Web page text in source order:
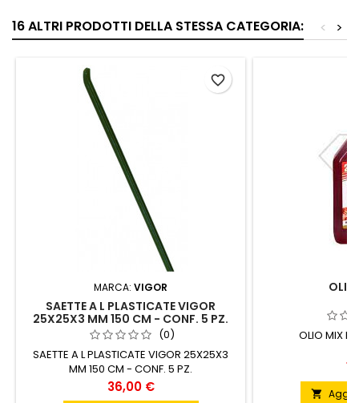
16 ALTRI PRODOTTI DELLA STESSA CATEGORIA: >
<
MARCA: VIGOR
SAETTE A L PLASTICATE VIGOR
25X25X3 MM 150 CM - CONF. 5 PZ.
(0)
SAETTE A L PLASTICATE VIGOR 25X25X3
MM 150 CM - CONF. 5 PZ.
Prezzo
36,00 €
favorite_border
OLIO MIX
